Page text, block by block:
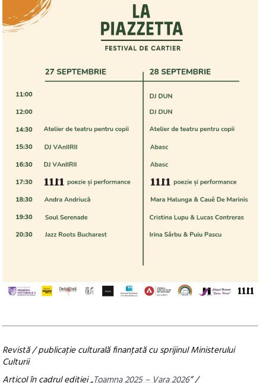
Revistă / publicaţie culturală finanţată cu sprijinul Ministerului
Culturii
Articol în cadrul ediției „Toamna 2025 – Vara 2026” /